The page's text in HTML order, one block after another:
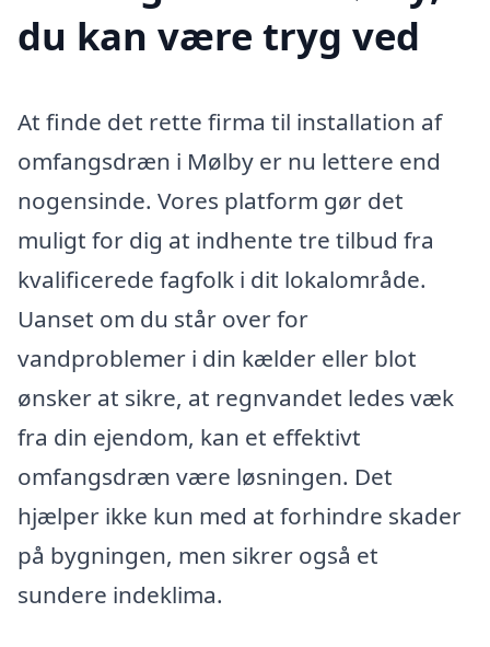
du kan være tryg ved
At finde det rette firma til installation af
omfangsdræn i Mølby er nu lettere end
nogensinde. Vores platform gør det
muligt for dig at indhente tre tilbud fra
kvalificerede fagfolk i dit lokalområde.
Uanset om du står over for
vandproblemer i din kælder eller blot
ønsker at sikre, at regnvandet ledes væk
fra din ejendom, kan et effektivt
omfangsdræn være løsningen. Det
hjælper ikke kun med at forhindre skader
på bygningen, men sikrer også et
sundere indeklima.